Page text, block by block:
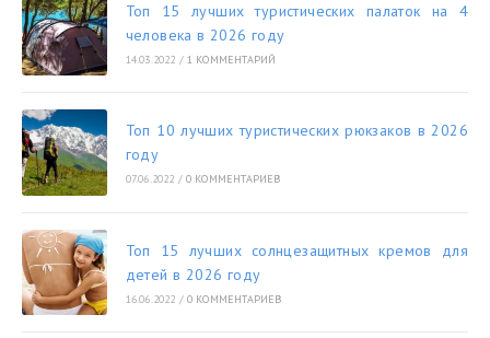
Топ 15 лучших туристических палаток на 4
человека в 2026 году
14.03.2022 / 1 КОММЕНТАРИЙ
Топ 10 лучших туристических рюкзаков в 2026
году
07.06.2022 / 0 КОММЕНТАРИЕВ
Топ 15 лучших солнцезащитных кремов для
детей в 2026 году
16.06.2022 / 0 КОММЕНТАРИЕВ